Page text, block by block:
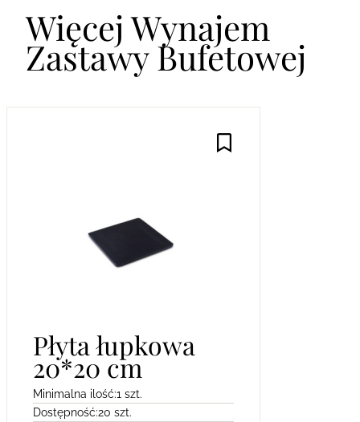
Więcej Wynajem
Zastawy Bufetowej
Płyta łupkowa
20*20 cm
Minimalna ilość:1 szt.
Dostępność:20 szt.